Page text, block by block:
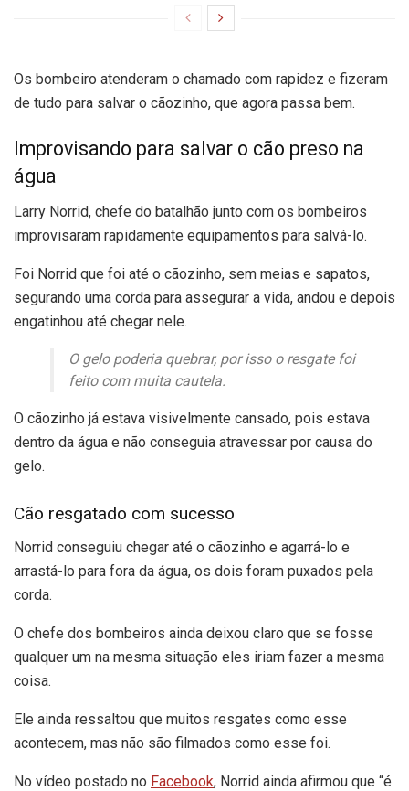
Os bombeiro atenderam o chamado com rapidez e fizeram
de tudo para salvar o cãozinho, que agora passa bem.
Improvisando para salvar o cão preso na
água
Larry Norrid, chefe do batalhão junto com os bombeiros
improvisaram rapidamente equipamentos para salvá-lo.
Foi Norrid que foi até o cãozinho, sem meias e sapatos,
segurando uma corda para assegurar a vida, andou e depois
engatinhou até chegar nele.
O gelo poderia quebrar, por isso o resgate foi
feito com muita cautela.
O cãozinho já estava visivelmente cansado, pois estava
dentro da água e não conseguia atravessar por causa do
gelo.
Cão resgatado com sucesso
Norrid conseguiu chegar até o cãozinho e agarrá-lo e
arrastá-lo para fora da água, os dois foram puxados pela
corda.
O chefe dos bombeiros ainda deixou claro que se fosse
qualquer um na mesma situação eles iriam fazer a mesma
coisa.
Ele ainda ressaltou que muitos resgates como esse
acontecem, mas não são filmados como esse foi.
No vídeo postado no Facebook, Norrid ainda afirmou que “é